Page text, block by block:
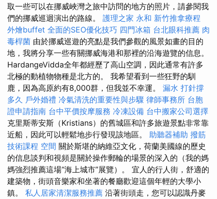
取一些可以在挪威峽灣之旅中訪問的地方的照片，請參閱我
們的挪威巡迴演出的路線。 護理之家 永和 新竹推拿療程
外燴buffet 全面的SEO優化技巧 四門冰箱 台北眼科推薦 肉
毒桿菌 由於挪威巡遊的亮點是我們參觀的風景如畫的目的
地，我將分享一些有關挪威海港和那裡的沿海遊覽的信息。
HardangeVidda全年都經歷了高山空調，因此通常有許多
北極的動植物物種是北方的。 我希望看到一些狂野的馴
鹿，因為高原約有8,000群，但我並不幸運。 漏水 打針撐
多久 戶外婚禮 冷氣清洗的重要性與步驟 律師事務所 台胞
證申請指南 台中平價按摩服務 冷凍設備 台中搬家公司選擇
克里斯蒂安斯（Kristians）的舊城區和許多旅遊景點非常靠
近船，因此可以輕鬆地步行發現該地區。 助聽器補助 撥筋
技術課程 空間 關於斯堪的納維亞文化，荷蘭美國線的歷史
的信息談判和視頻是關於操作郵輪的場景的深入的（我的媽
媽強烈推薦這場“海上城市”展覽）。 宜人的行人街，舒適的
建築物，街頭音樂家和坐著的餐廳歡迎這個年輕的大學小
鎮。 私人居家清潔服務推薦 沿著街頭走，您可以認識丹麥